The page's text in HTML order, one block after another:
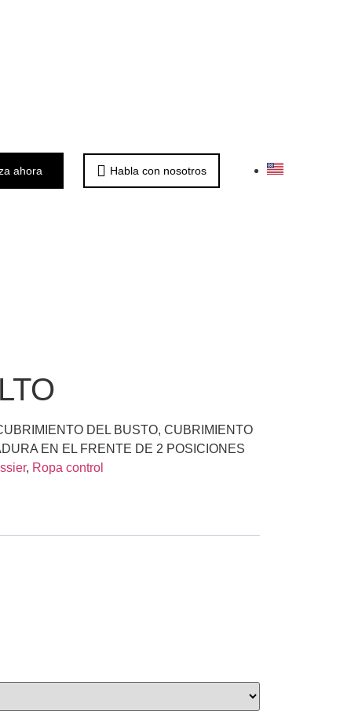
ahora Habla con nosotros
DEL BUSTO, CUBRIMIENTO
EN EL FRENTE DE 2 POSICIONES
, Ropa control